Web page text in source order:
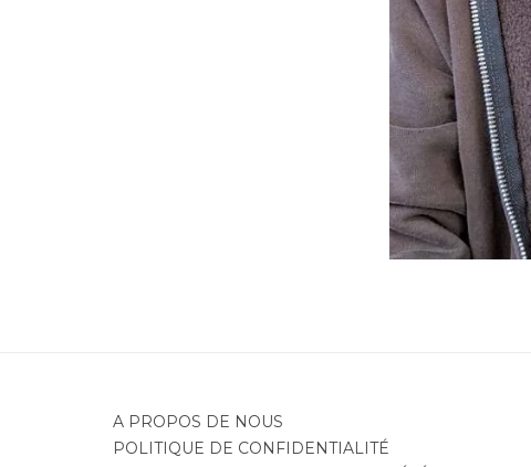
A PROPOS DE NOUS
POLITIQUE DE CONFIDENTIALITÉ